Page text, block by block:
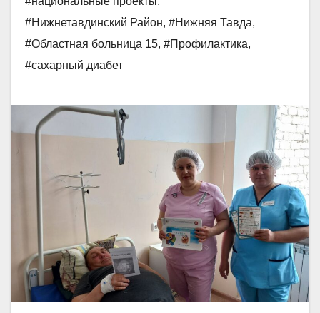
#Нижнетавдинский Район, #Нижняя Тавда,
#Областная больница 15, #Профилактика,
#сахарный диабет